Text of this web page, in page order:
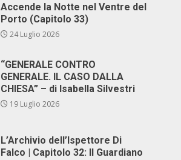
Accende la Notte nel Ventre del
Porto (Capitolo 33)
24 Luglio 2026
“GENERALE CONTRO
GENERALE. IL CASO DALLA
CHIESA” – di Isabella Silvestri
19 Luglio 2026
L’Archivio dell’Ispettore Di
Falco | Capitolo 32: Il Guardiano